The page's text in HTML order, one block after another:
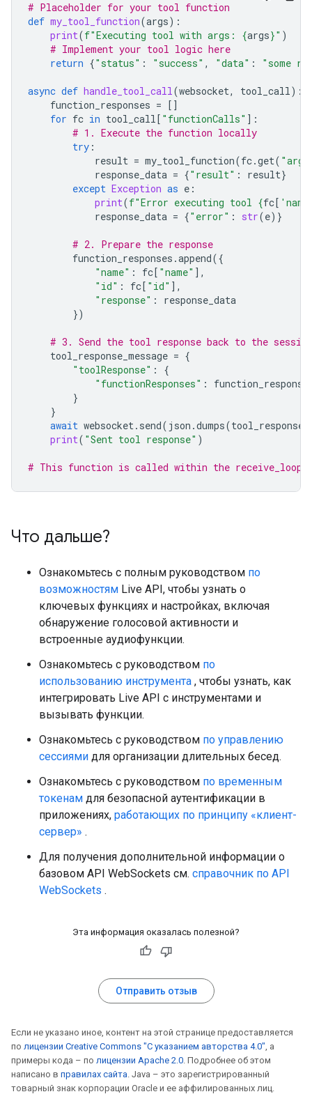
# Placeholder for your tool function
def my_tool_function(args):
print(f"Executing tool with args: {args}" )
# Implement your tool logic here
return {"status" : "success" , "data" : "some
async def handle_tool_call(websocket, tool_call):
function_responses = []
for fc in tool_call[ "functionCalls" ]:
# 1. Execute the function locally
try :
result = my_tool_function(fc.get(
response_data = {"result" : result}
except Exception as e :
print(f"Error executing tool {fc[
response_data = {"error" : str(e)}
# 2. Prepare the response
function_responses .append({
"name" : fc[ "name" ],
"id" : fc[ "id" ],
"response" :
response_data
})
# 3. Send the tool response back to the session
tool_response_message = {
"toolResponse" :
{
"functionResponses" :
}
}
await websocket. send( json .dumps(
print( "Sent tool response" )
# This function is called within the receive_loop
Что дальше?
Ознакомьтесь с полным руководством по
возможностям Live API, чтобы узнать о
ключевых функциях и настройках, включая
обнаружение голосовой активности и
встроенные аудиофункции.
Ознакомьтесь с руководством по
использованию инструмента , чтобы узнать, как
интегрировать Live API с инструментами и
вызывать функции.
Ознакомьтесь с руководством по управлению
сессиями для организации длительных бесед.
Ознакомьтесь с руководством по временным
токенам для безопасной аутентификации в
приложениях, работающих по принципу «клиент-
сервер» .
Для получения дополнительной информации о
базовом API WebSockets см. справочник по API
WebSockets .
Эта информация оказалась полезной?
Отправить отзыв
Если не указано иное, контент на этой странице предоставляется
по лицензии Creative Commons "С указанием авторства 4.0", а
примеры кода – по лицензии Apache 2.0. Подробнее об этом
написано в правилах сайта. Java – это зарегистрированный
товарный знак корпорации Oracle и ее аффилированных лиц.